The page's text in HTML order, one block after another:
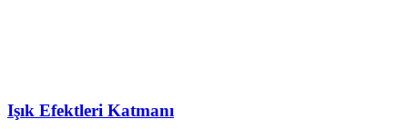
Işık Efektleri Katmanı